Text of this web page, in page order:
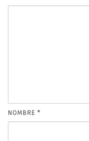
NOMBRE *